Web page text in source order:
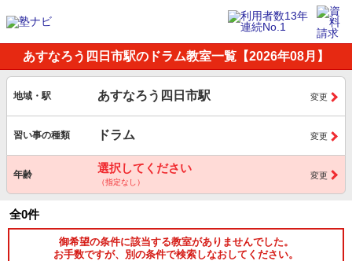
あすなろう四日市駅のドラム教室一覧【2026年08月】
地域・駅 あすなろう四日市駅 変更
習い事の種類 ドラム 変更
年齢 選択してください
（指定なし）
変更
全0件
御希望の条件に該当する教室がありませんでした。
お手数ですが、別の条件で検索しなおしてください。